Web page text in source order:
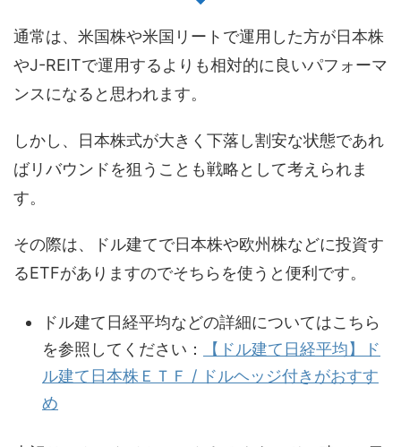
通常は、米国株や米国リートで運用した方が日本株
やJ-REITで運用するよりも相対的に良いパフォーマ
ンスになると思われます。
しかし、日本株式が大きく下落し割安な状態であれ
ばリバウンドを狙うことも戦略として考えられま
す。
その際は、ドル建てで日本株や欧州株などに投資す
るETFがありますのでそちらを使うと便利です。
ドル建て日経平均などの詳細についてはこちら
を参照してください：
【ドル建て日経平均】ド
ル建て日本株ＥＴＦ / ドルヘッジ付きがおすす
め